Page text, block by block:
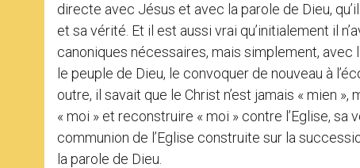
directe avec Jésus et avec la parole de Dieu,
et sa vérité. Et il est aussi vrai qu’initialement il
canoniques nécessaires, mais simplement,
le peuple de Dieu, le convoquer de nouveau à
outre, il savait que le Christ n’est jamais « mien
« moi » et reconstruire « moi » contre l’Eglise,
communion de l’Eglise construite sur la
la parole de Dieu.